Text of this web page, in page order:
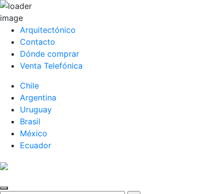
Arquitectónico
Contacto
Dónde comprar
Venta Telefónica
Chile
Argentina
Uruguay
Brasil
México
Ecuador